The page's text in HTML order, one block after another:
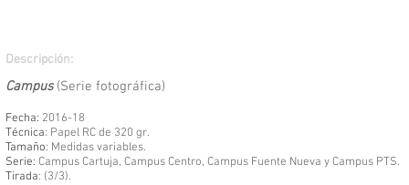
Descripción:
Campus (Serie fotográfica)
Fecha: 2016-18
Técnica: Papel RC de 320 gr.
Tamaño: Medidas variables.
Serie: Campus Cartuja, Campus Centro, Campus Fuente Nueva y Campus PTS.
Tirada: (3/3).